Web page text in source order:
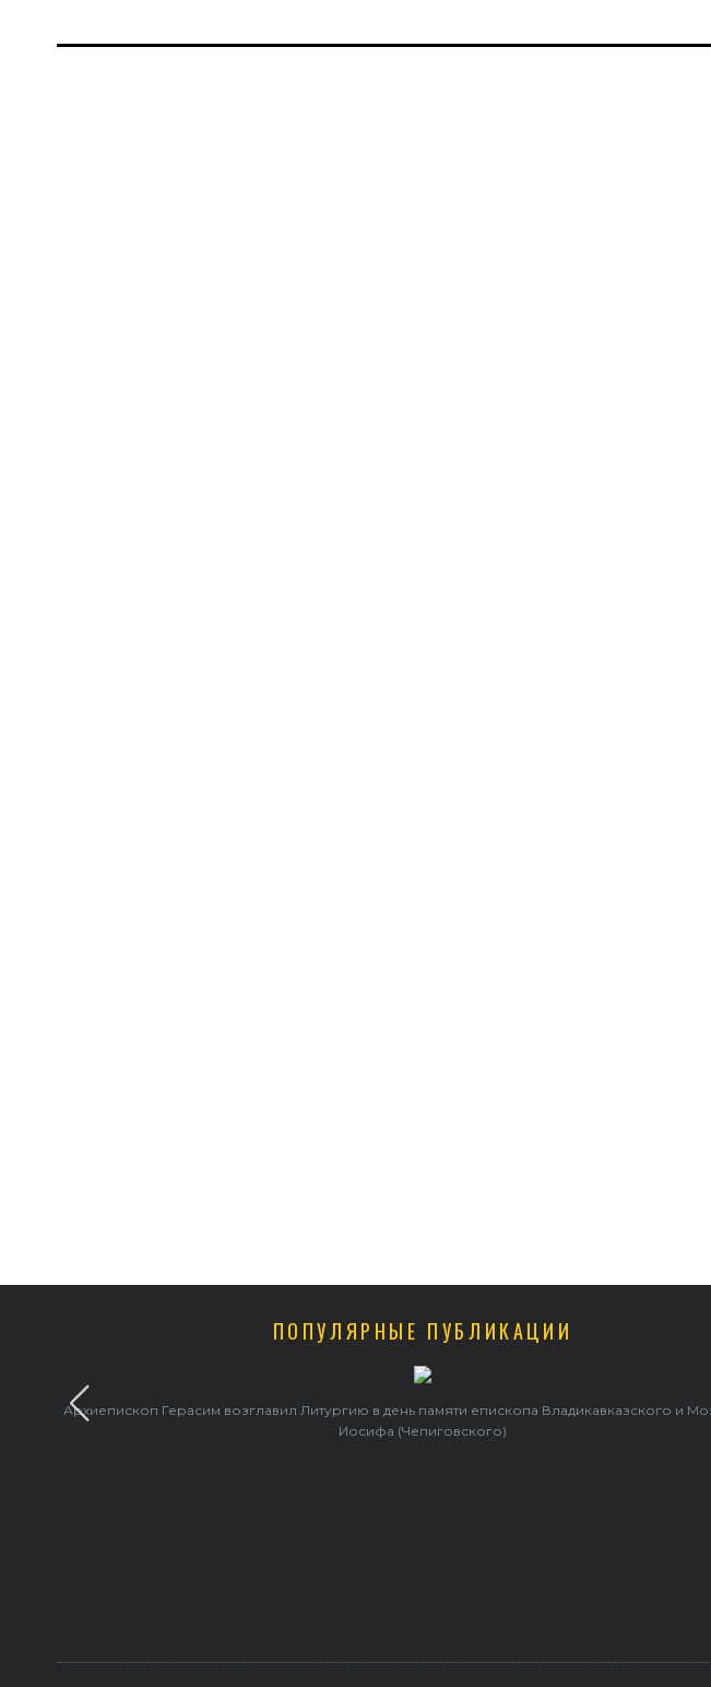
ПОПУЛЯРНЫЕ ПУБЛИКАЦИИ
Архиепископ Герасим возглавил Литургию в день памяти епископа Владикавказского и
Иосифа (Чепиговского)